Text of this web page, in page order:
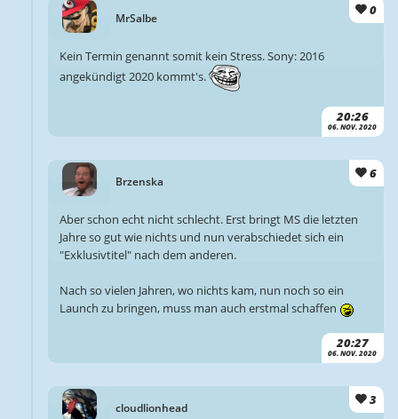
MrSalbe
0
20:26
06. NOV. 2020
Kein Termin genannt somit kein Stress. Sony: 2016
angekündigt 2020 kommt's.
Brzenska
6
20:27
06. NOV. 2020
Aber schon echt nicht schlecht. Erst bringt MS die letzten
Jahre so gut wie nichts und nun verabschiedet sich ein
"Exklusivtitel" nach dem anderen.
Nach so vielen Jahren, wo nichts kam, nun noch so ein
Launch zu bringen, muss man auch erstmal schaffen
cloudlionhead
3